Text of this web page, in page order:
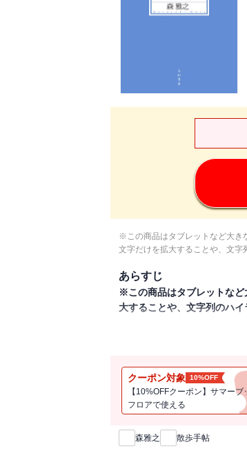
※この商品はタブレットなど大き
文字だけを拡大することや、文字
あらすじ
※この商品はタブレットなど
大することや、文字列のハ
走るのでも立ち止まるので
る、繊細で優しい絵と言葉。
夏の
濃い影が好きだ。
クーポン対象 10%OFF
【10%OFFクーポン】サマー
フロアで使える
新刊通知
森雅之 散歩手帖